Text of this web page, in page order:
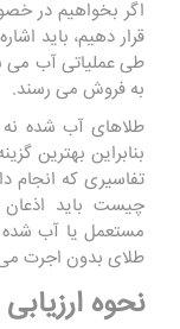
اگر بخواهیم در
قرار دهیم، باید
طی عملیاتی آب می‌
به ‌فروش می رسند.
طلاهای آب شده نه
بنابراین بهترین
تفاسیری که انجام
چیست باید
مستعمل یا آب
طلای بدون اجرت
نحوه